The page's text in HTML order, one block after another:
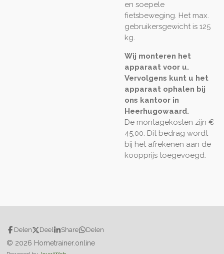
en soepele
fietsbeweging. Het max.
gebruikersgewicht is 125
kg.
Wij monteren het
apparaat voor u.
Vervolgens kunt u het
apparaat ophalen bij
ons kantoor in
Heerhugowaard.
De montagekosten zijn €
45,00. Dit bedrag wordt
bij het afrekenen aan de
koopprijs toegevoegd.
Delen Deel Share Delen
© 2026 Hometrainer.online